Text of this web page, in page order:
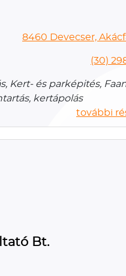
8460 Devecser,
(30)
Kert- és parképités,
kertápolás
további
Bt.